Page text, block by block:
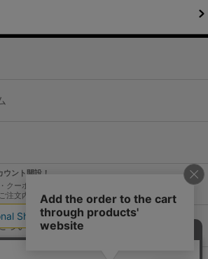
ント開設！
クーポン情報などを配信！
注文内容をLINEでも確認可能！
いて